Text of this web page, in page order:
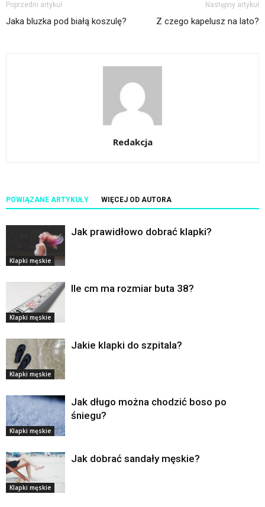
Poprzedni artykuł
Jaka bluzka pod białą koszulę?
Następny artykuł
Z czego kapelusz na lato?
Redakcja
POWIĄZANE ARTYKUŁY WIĘCEJ OD AUTORA
Klapki męskie
Jak prawidłowo dobrać klapki?
Klapki męskie
Ile cm ma rozmiar buta 38?
Klapki męskie
Jakie klapki do szpitala?
Klapki męskie
Jak długo można chodzić boso po
śniegu?
Klapki męskie
Jak dobrać sandały męskie?